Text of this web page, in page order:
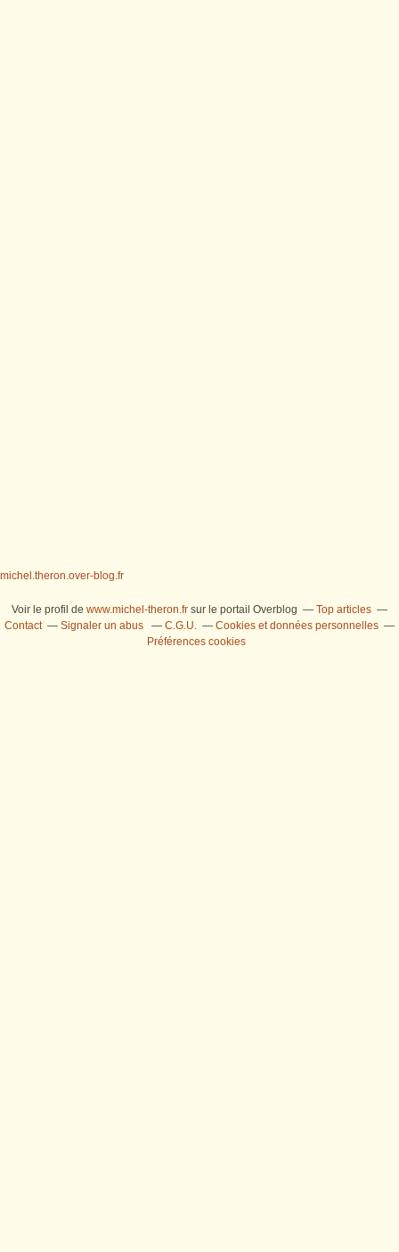
michel.theron.over-blog.fr
Voir le profil de www.michel-theron.fr sur le portail Overblog
Top articles
Contact
Signaler un abus C.G.U.
Cookies et données personnelles
Préférences cookies